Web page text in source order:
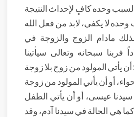
وحده كافٍ لإحداث النتيجة
لا يكفي، لابد من فعل الله
مادام الزوج والزوجة في
فربنا سبحانه وتعالى سيأتينا
يأتي المولود من زوج بلا زوجة
أو أن يأتي المولود من زوجة
عيسى، أو أن يأتي الطفل
هي الحالة في سيدنا آدم، وقد